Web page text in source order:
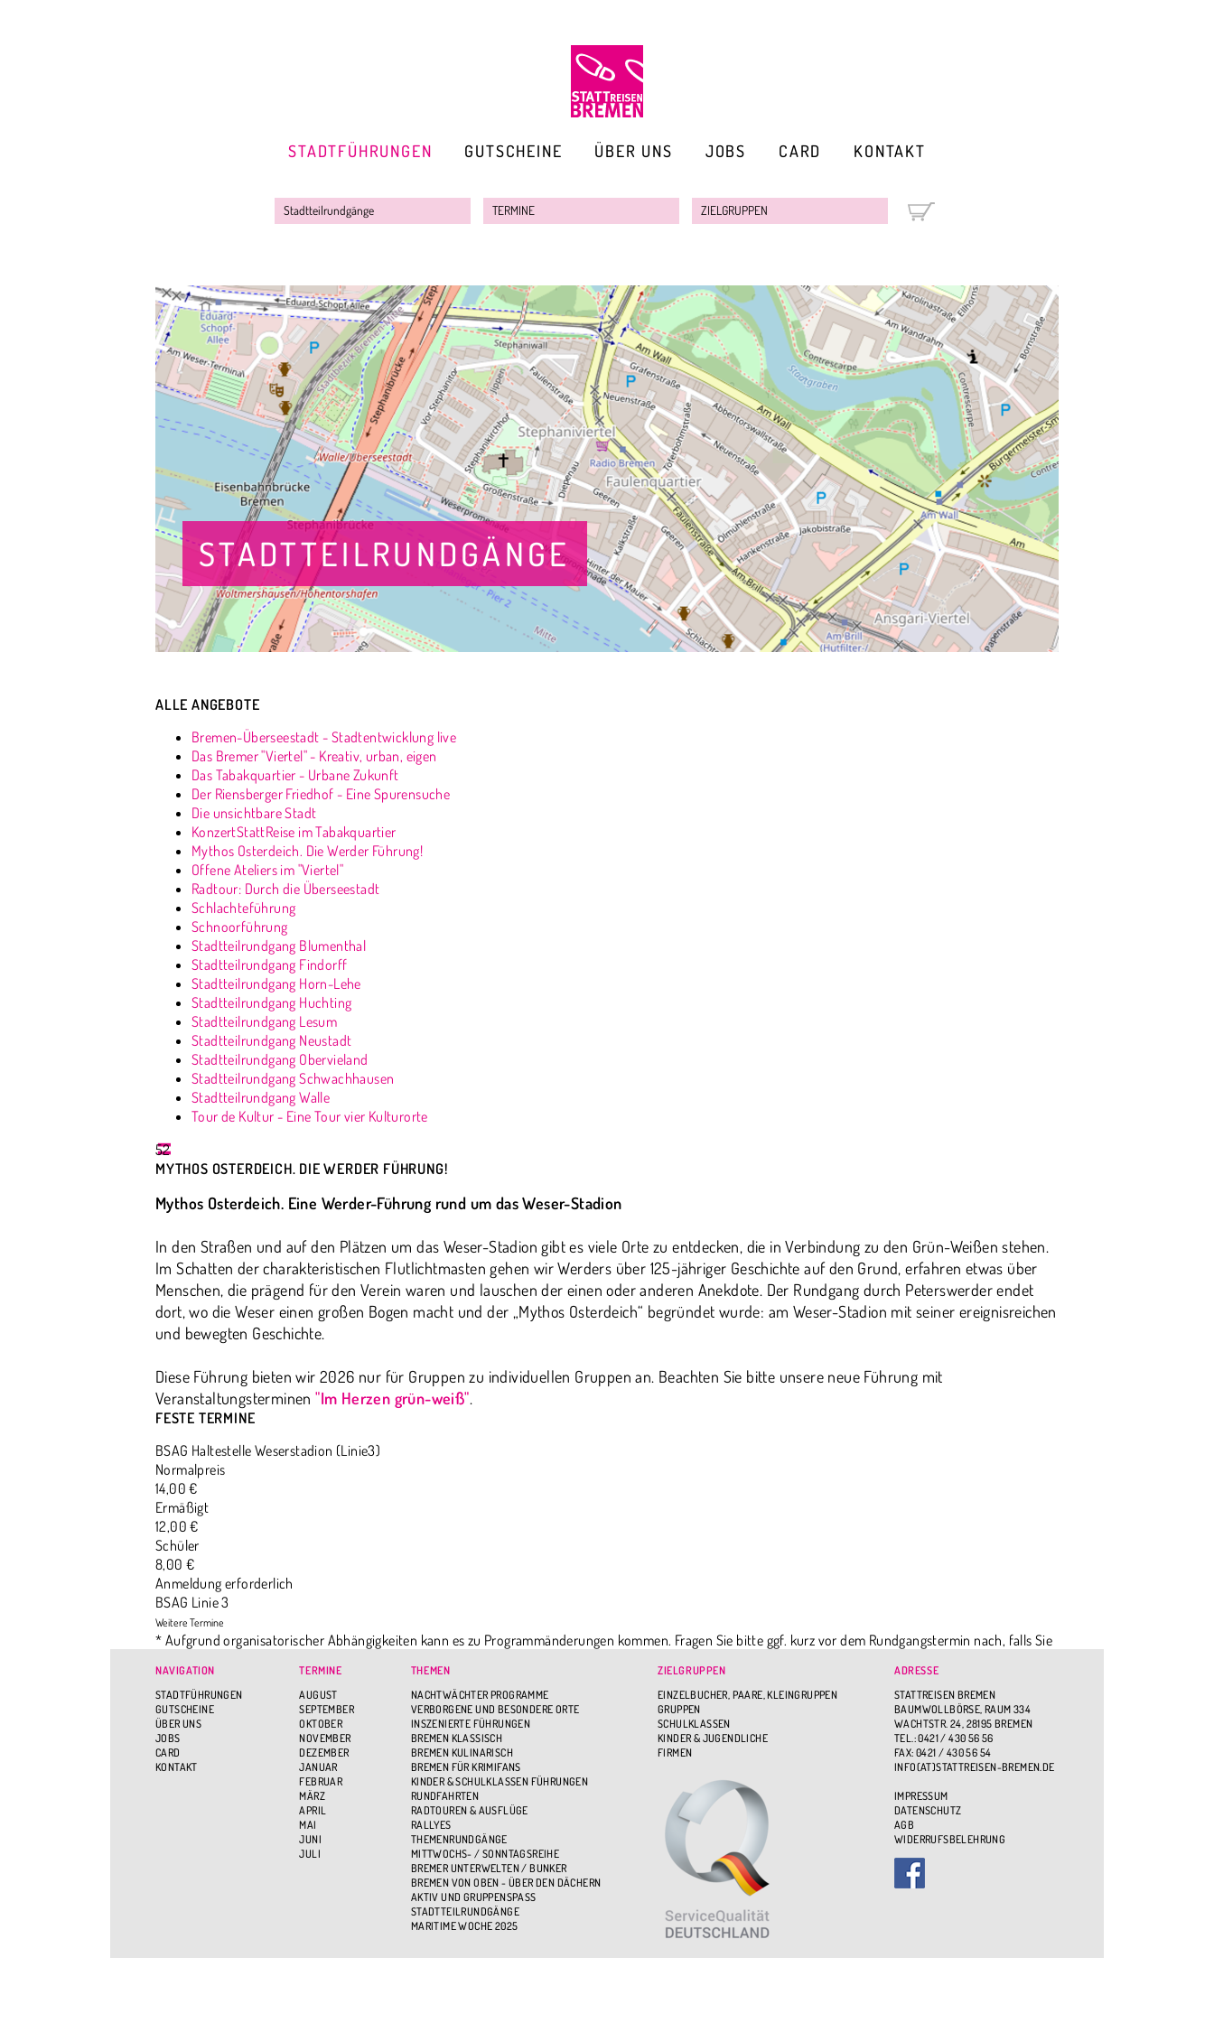
STADTFÜHRUNGEN GUTSCHEINE ÜBER UNS JOBS CARD KONTAKT
STADTTEILRUNDGÄNGE
ALLE ANGEBOTE
Bremen-Überseestadt - Stadtentwicklung live
Das Bremer "Viertel" - Kreativ, urban, eigen
Das Tabakquartier - Urbane Zukunft
Der Riensberger Friedhof - Eine Spurensuche
Die unsichtbare Stadt
KonzertStattReise im Tabakquartier
Mythos Osterdeich. Die Werder Führung!
Offene Ateliers im "Viertel"
Radtour: Durch die Überseestadt
Schlachteführung
Schnoorführung
Stadtteilrundgang Blumenthal
Stadtteilrundgang Findorff
Stadtteilrundgang Horn-Lehe
Stadtteilrundgang Huchting
Stadtteilrundgang Lesum
Stadtteilrundgang Neustadt
Stadtteilrundgang Obervieland
Stadtteilrundgang Schwachhausen
Stadtteilrundgang Walle
Tour de Kultur - Eine Tour vier Kulturorte
52
MYTHOS OSTERDEICH. DIE WERDER FÜHRUNG!
Mythos Osterdeich. Eine Werder-Führung rund um das Weser-Stadion
In den Straßen und auf den Plätzen um das Weser-Stadion gibt es viele Orte zu entdecken, die in Verbindung zu den Grün-Weißen stehen.
Im Schatten der charakteristischen Flutlichtmasten gehen wir Werders über 125-jähriger Geschichte auf den Grund, erfahren etwas über
Menschen, die prägend für den Verein waren und lauschen der einen oder anderen Anekdote. Der Rundgang durch Peterswerder endet
dort, wo die Weser einen großen Bogen macht und der „Mythos Osterdeich“ begründet wurde: am Weser-Stadion mit seiner ereignisreichen
und bewegten Geschichte.
Diese Führung bieten wir 2026 nur für Gruppen zu individuellen Gruppen an. Beachten Sie bitte unsere neue Führung mit
Veranstaltungsterminen"Im Herzen grün-weiß".
FESTE TERMINE
BSAG Haltestelle Weserstadion (Linie3)
Normalpreis
14,00 €
Ermäßigt
12,00 €
Schüler
8,00 €
Anmeldung erforderlich
BSAG Linie 3
* Aufgrund organisatorischer Abhängigkeiten kann es zu Programmänderungen kommen. Fragen Sie bitte ggf. kurz vor dem Rundgangstermin nach, falls Sie
NAVIGATION
STADTFÜHRUNGEN
GUTSCHEINE
ÜBER UNS
JOBS
CARD
KONTAKT
TERMINE
AUGUST
SEPTEMBER
OKTOBER
NOVEMBER
DEZEMBER
JANUAR
FEBRUAR
MÄRZ
APRIL
MAI
JUNI
JULI
THEMEN
NACHTWÄCHTER PROGRAMME
VERBORGENE UND BESONDERE ORTE
INSZENIERTE FÜHRUNGEN
BREMEN KLASSISCH
BREMEN KULINARISCH
BREMEN FÜR KRIMIFANS
KINDER & SCHULKLASSEN FÜHRUNGEN
RUNDFAHRTEN
RADTOUREN & AUSFLÜGE
RALLYES
THEMENRUNDGÄNGE
MITTWOCHS- / SONNTAGSREIHE
BREMER UNTERWELTEN / BUNKER
BREMEN VON OBEN - ÜBER DEN DÄCHERN
AKTIV UND GRUPPENSPASS
STADTTEILRUNDGÄNGE
MARITIME WOCHE 2025
ZIELGRUPPEN
EINZELBUCHER, PAARE, KLEINGRUPPEN
GRUPPEN
SCHULKLASSEN
KINDER & JUGENDLICHE
FIRMEN
ADRESSE
STATTREISEN BREMEN
BAUMWOLLBÖRSE, RAUM 334
WACHTSTR. 24, 28195 BREMEN
TEL.: 0421 / 430 56 56
FAX: 0421 / 430 56 54
INFO(AT)STATTREISEN-BREMEN.DE
IMPRESSUM
DATENSCHUTZ
AGB
WIDERRUFSBELEHRUNG